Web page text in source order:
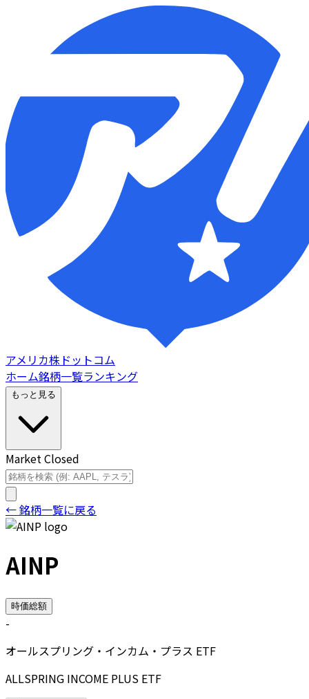
アメリカ株ドットコム
ホーム銘柄一覧ランキング
もっと見る
Market Closed
← 銘柄一覧に戻る
AINP
時価総額
-
オールスプリング・インカム・プラス ETF
ALLSPRING INCOME PLUS ETF